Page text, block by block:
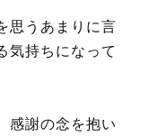
思うあまりに言
気持ちになって
感謝の念を抱い